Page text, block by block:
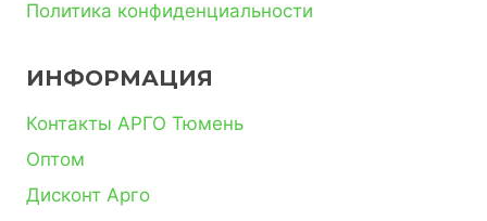
Политика конфиденциальности
ИНФОРМАЦИЯ
Контакты АРГО Тюмень
Оптом
Дисконт Арго